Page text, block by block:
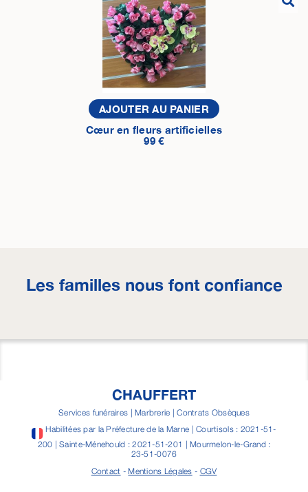
AJOUTER AU PANIER
Cœur en fleurs artificielles
99 €
Les familles nous font confiance
CHAUFFERT
Services funéraires | Marbrerie | Contrats Obsèques
Habilitées par la Préfecture de la Marne | Courtisols : 2021-51-
200 | Sainte-Ménehould : 2021-51-201 | Mourmelon-le-Grand :
23-51-0076
Contact -Mentions Légales - CGV